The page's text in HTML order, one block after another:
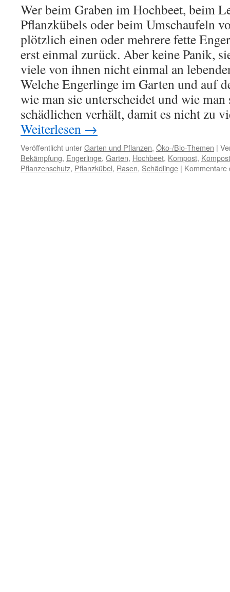
Wer beim Graben im Hochbeet, beim
Pflanzkübels oder beim Umschaufeln
plötzlich einen oder mehrere fette
erst einmal zurück. Aber keine Panik,
viele von ihnen nicht einmal an
Welche Engerlinge im Garten und auf
wie man sie unterscheidet und wie man
schädlichen verhält, damit es nicht zu
Weiterlesen →
Veröffentlicht unterGarten und Pflanzen, Öko-/Bio-Themen |
Bekämpfung, Engerlinge, Garten, Hochbeet, Kompost,
Pflanzenschutz, Pflanzkübel, Rasen, Schädlinge | Kommentare